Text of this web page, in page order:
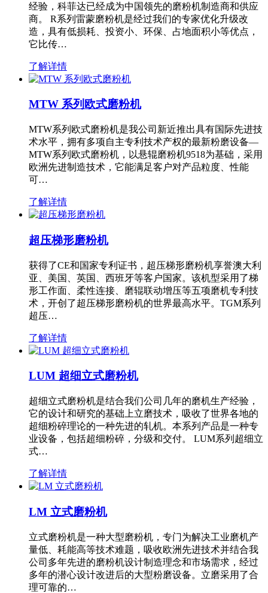
经验，科菲达已经成为中国领先的磨粉机制造商和供应
商。 R系列雷蒙磨粉机是经过我们的专家优化升级改
造，具有低损耗、投资小、环保、占地面积小等优点，
它比传…
了解详情
MTW 系列欧式磨粉机
MTW系列欧式磨粉机是我公司新近推出具有国际先进技
术水平，拥有多项自主专利技术产权的最新粉磨设备—
MTW系列欧式磨粉机，以悬辊磨粉机9518为基础，采用
欧洲先进制造技术，它能满足客户对产品粒度、性能
可…
了解详情
超压梯形磨粉机
获得了CE和国家专利证书，超压梯形磨粉机享誉澳大利
亚、美国、英国、西班牙等客户国家。该机型采用了梯
形工作面、柔性连接、磨辊联动增压等五项磨机专利技
术，开创了超压梯形磨粉机的世界最高水平。TGM系列
超压…
了解详情
LUM 超细立式磨粉机
超细立式磨粉机是结合我们公司几年的磨机生产经验，
它的设计和研究的基础上立磨技术，吸收了世界各地的
超细粉碎理论的一种先进的轧机。本系列产品是一种专
业设备，包括超细粉碎，分级和交付。 LUM系列超细立
式…
了解详情
LM 立式磨粉机
立式磨粉机是一种大型磨粉机，专门为解决工业磨机产
量低、耗能高等技术难题，吸收欧洲先进技术并结合我
公司多年先进的磨粉机设计制造理念和市场需求，经过
多年的潜心设计改进后的大型粉磨设备。立磨采用了合
理可靠的…